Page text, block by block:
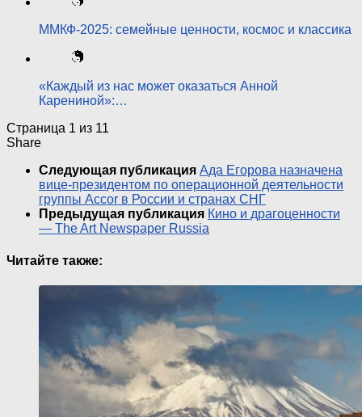
ММКФ-2025: семейные ценности, космос и классика
«Каждый из нас может оказаться Анной
Карениной»:…
Страница 1 из 11
Share
Следующая публикация Ада Егорова назначена
вице-президентом по операционной деятельности
группы Accor в России и странах СНГ
Предыдущая публикация Кино и драгоценности
— The Art Newspaper Russia
Читайте также: